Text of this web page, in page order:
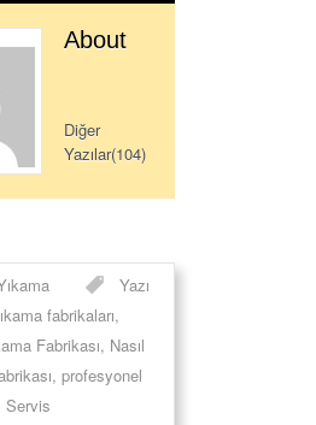
About
Diğer
Yazılar(104)
Yazı
fabrikaları,
Fabrikası, Nasıl
, profesyonel
Servis